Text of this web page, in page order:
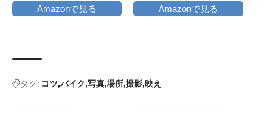
Amazonで見る Amazonで見る
タグ: コツ バイク 写真 場所 撮影 映え